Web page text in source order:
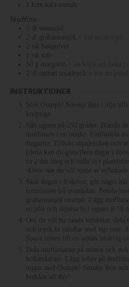
krm kala namak
dl
vetemjöl
2 dl grahamsmjöl
2 tsk
bakpulver
tsk
salt
50
g margarin
2 dl osötad sojadryck
INSTRUKTIONER
Stek Oumph! Smoky Bits i olja
knapriga.
Sätt ugnen på 250 grader. Blanda
muffinsen i en bunke. Finfördela
fingarna. Tillsätt sojadrycken och
(detta kan du göra flera dagar i
ca 2 dm lång och rulla in i
skivor när du vill njuta av
Skär degen i 8 skivor, gör några
rutmönster på ovansidan. Pensla
grahamsmjöl ovanpå. Lägg
en plåt och skjutsa in i ugnen 8-10
Om du vill ha runda tofubitar, dela
och tryck ut rundlar med ngt runt.
Spara resten till en annan smarrig
Dela muffinsarna på mitten och
hollandaisen. Lägg tofun på
toppa med Oumph! Smoky Bits
brekkie all day!